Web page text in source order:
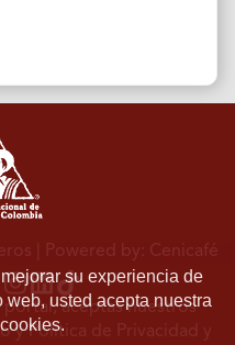
su experiencia de
usted acepta nuestra
| Powered by: Cenicafé
aceptas nuestros
yPolítica de Privacidad y